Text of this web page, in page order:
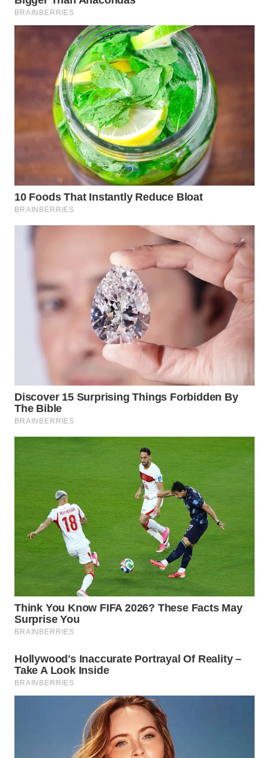
WN
PAKPAK
KARAWANG
WN
DEPOK
WN
TAPANULI
WN
SAMOSIR
LAWAS
WN
SUMEDANG
WN
KEPULAUAN
SERIBU
WN
TANGERANG
BINJAI
WN
CIREBON
WN
INDRAMAYU